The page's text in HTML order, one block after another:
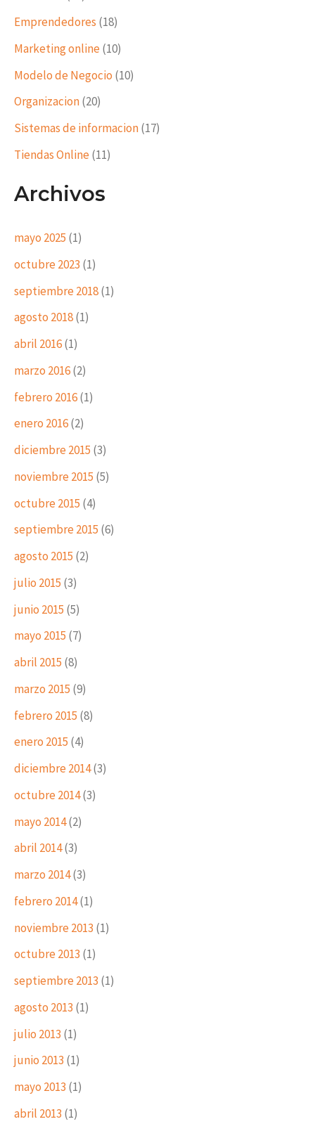
Emprendedores (18)
Marketing online(10)
Modelo de Negocio (10)
Organizacion(20)
Sistemas de informacion(17)
Tiendas Online(11)
Archivos
mayo 2025 (1)
octubre 2023 (1)
septiembre 2018(1)
agosto 2018(1)
abril 2016(1)
marzo 2016(2)
febrero 2016(1)
enero 2016(2)
diciembre 2015 (3)
noviembre 2015 (5)
octubre 2015 (4)
septiembre 2015 (6)
agosto 2015 (2)
julio 2015 (3)
junio 2015 (5)
mayo 2015 (7)
abril 2015 (8)
marzo 2015 (9)
febrero 2015 (8)
enero 2015 (4)
diciembre 2014(3)
octubre 2014(3)
mayo 2014(2)
abril 2014(3)
marzo 2014(3)
febrero 2014(1)
noviembre 2013 (1)
octubre 2013 (1)
septiembre 2013 (1)
agosto 2013 (1)
julio 2013 (1)
junio 2013 (1)
mayo 2013 (1)
abril 2013 (1)